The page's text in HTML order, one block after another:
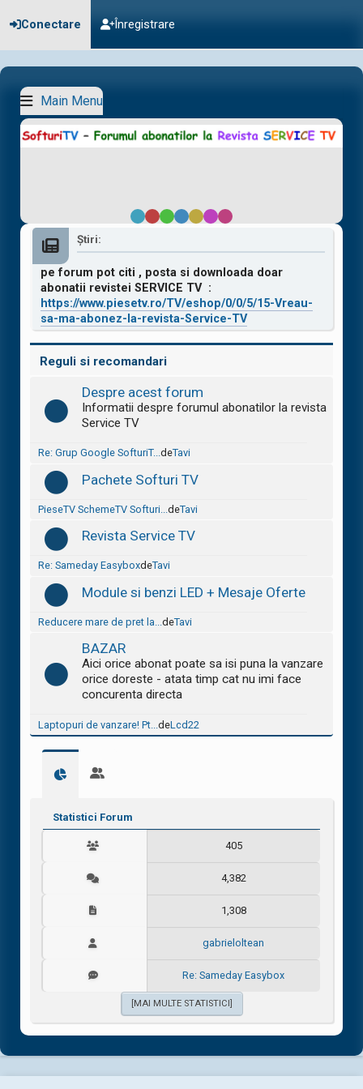
Conectare Înregistrare
Main Menu
Default
RedGreen
BlueYellow
Purple
Pink
Ştiri:
pe forum pot citi , posta si downloada doar
abonatii revistei SERVICE TV :
https://www.piesetv.ro/TV/eshop/0/0/5/15-Vreau-
sa-ma-abonez-la-revista-Service-TV
Reguli si recomandari
Despre acest forum
Informatii despre forumul abonatilor la revista
Service TV
Re: Grup Google SofturiT...deTavi
Pachete Softuri TV
PieseTV SchemeTV Softuri... deTavi
Revista Service TV
Re: Sameday EasyboxdeTavi
Module si benzi LED + Mesaje Oferte
Reducere mare de pret la...deTavi
BAZAR
Aici orice abonat poate sa isi puna la vanzare
orice doreste - atata timp cat nu imi face
concurenta directa
Laptopuri de vanzare! Pt... deLcd22
Statistici Forum
405
4,382
1,308
gabrieloltean
Re: Sameday Easybox
[MAI MULTE STATISTICI]